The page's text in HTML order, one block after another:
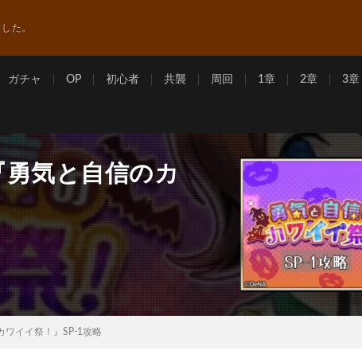
た。
ガチャ OP 初心者 共襲 周回 1章 2章 3章
気と自信のカ
ワイイ祭！』SP-1攻略